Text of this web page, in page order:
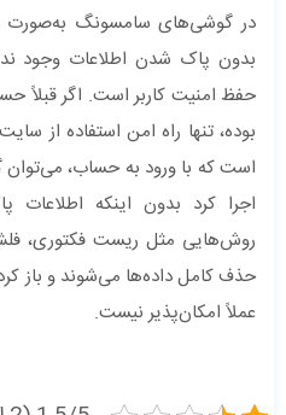
در گوشی‌های سامسونگ به‌صورت
بدون پاک شدن اطلاعات وجود
حفظ امنیت کاربر است. اگر
اجرا کرد بدون اینکه
روش‌هایی مثل ریست فکتوری، فلش
حذف کامل داده‌ها می‌شوند و باز
عملاً امکان‌پذیر نیست.